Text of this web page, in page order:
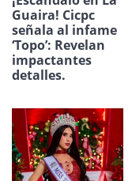
Guaira! Cicpc
señala al infame
‘Topo’: Revelan
impactantes
detalles.